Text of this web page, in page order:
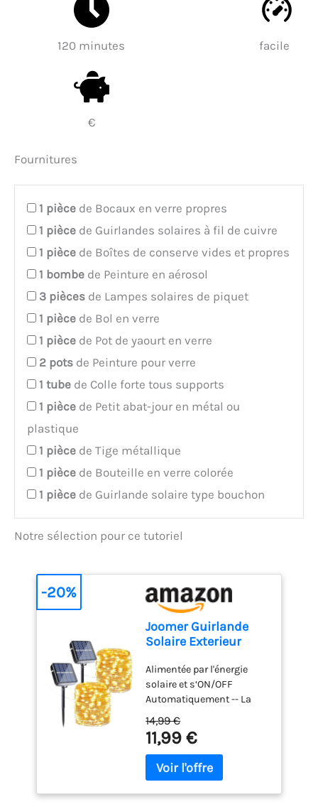
120 minutes facile
€
Fournitures
1 pièce de Bocaux en verre propres
1 pièce de Guirlandes solaires à fil de cuivre
1 pièce de Boîtes de conserve vides et propres
1 bombe de Peinture en aérosol
3 pièces de Lampes solaires de piquet
1 pièce de Bol en verre
1 pièce de Pot de yaourt en verre
2 pots de Peinture pour verre
1 tube de Colle forte tous supports
1 pièce de Petit abat-jour en métal ou
plastique
1 pièce de Tige métallique
1 pièce de Bouteille en verre colorée
1 pièce de Guirlande solaire type bouchon
Notre sélection pour ce tutoriel
Joomer Guirlande
Solaire Exterieur
Chaud 12M 120LED
Alimentée par l'énergie
solaire et s‘ON/OFF
Automatiquement -- La
guirlande solaire exterieur
blanc chaud a une
longueur totale de 14 m et
une longueur lumineuse
de 12 m. Elle est alimentée
14,99 €
11,99 €
-20%